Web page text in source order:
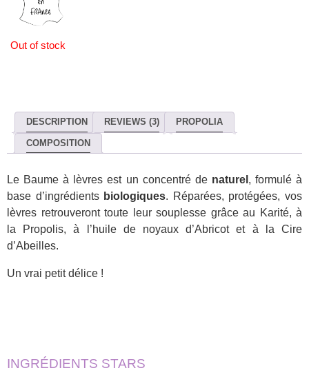
Out of stock
DESCRIPTION REVIEWS (3) PROPOLIA
COMPOSITION
Le Baume à lèvres est un concentré de naturel , formulé à
base d’ingrédients biologiques. Réparées, protégées, vos
lèvres retrouveront toute leur souplesse grâce au Karité, à
la Propolis, à l’huile de noyaux d’Abricot et à la Cire
d’Abeilles.
Un vrai petit délice !
INGRÉDIENTS STARS